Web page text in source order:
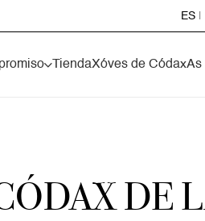
ES
TiendaXóves de CódaxAs
DE